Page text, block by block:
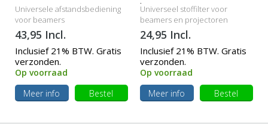
Universele afstandsbediening
voor beamers
43,95 Incl.
Inclusief 21% BTW. Gratis
verzonden.
Op voorraad
Meer info
Bestel
beamers
Universeel stoffilter voor
beamers en projectoren
24,95 Incl.
Inclusief 21% BTW. Gratis
verzonden.
Op voorraad
Meer info
Bestel